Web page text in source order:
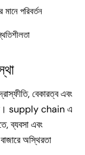
মানে পরিবর্তন
বেকারত্ব এবং
supply chain এ
ব্যবসা এবং
অস্থিরতা